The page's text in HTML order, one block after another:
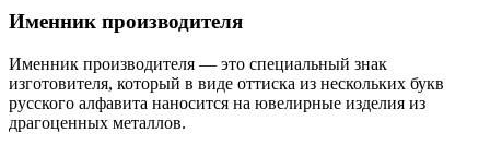
Именник производителя
Именник производителя — это специальный знак
изготовителя, который в виде оттиска из нескольких букв
русского алфавита наносится на ювелирные изделия из
драгоценных металлов.